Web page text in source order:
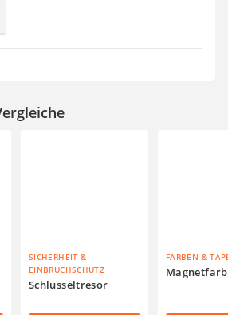
SICHERHEIT &
EINBRUCHSCHUTZ
Schlüsseltresor
FARBEN &